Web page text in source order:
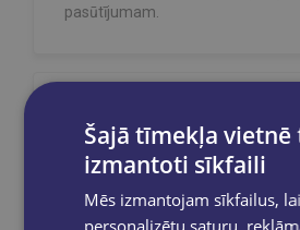
pasūtījumam.
cenas precēm.
Pasūtījumu apstrāde notiek
izsūtīti 2-5 darba dienu
Šajā tīmekļa vietnē
izmantoti sīkfaili
Mēs izmantojam sīkfailus, lai
personalizētu saturu,